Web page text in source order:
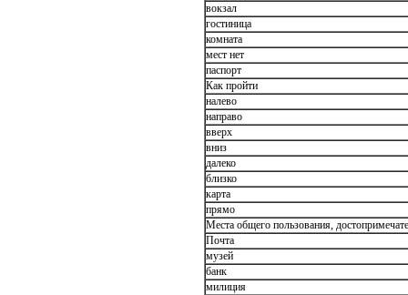
вокзал
гостиница
комната
мест нет
паспорт
Как пройти
налево
направо
вверх
вниз
далеко
близко
карта
прямо
Места общего пользования,
Почта
музей
банк
милиция